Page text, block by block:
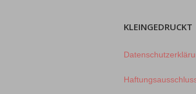
KLEINGEDRUCKT